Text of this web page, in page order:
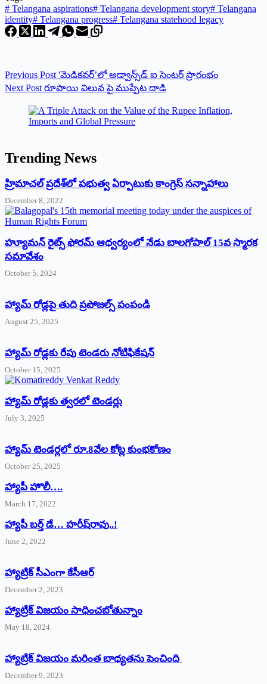
# Telangana aspirations# Telangana development story# Telangana
identity# Telangana progress# Telangana statehood legacy
Previous Post 'మెడికవర్’లో అడ్వాన్స్‌డ్ ఐ సెంటర్ ప్రారంభం
Next Post రూపాయి విలువ పై ముప్పేట దాడి
Trending News
‌హ్రిమాచల్‌ ‌ప్రదేశ్‌లో పభుత్వ ఏర్పాటుకు కాంగ్రెస్‌ ‌సన్నాహాలు
December 8, 2022
హ్యూమన్‌ రైట్స్‌ ఫోరమ్‌ ఆధ్వర్యంలో నేడు బాలగోపాల్‌ 15వ స్మారక
సమావేశం
October 5, 2024
హ్యామ్‌ రోడ్లపై తుది ప్రపోజల్స్‌ పంపండి
August 25, 2025
హ్యామ్‌ రోడ్లకు రేపు టెండరు నోటిఫికేషన్‌
October 15, 2025
హ్యామ్‌ రోడ్లకు త్వరలో టెండర్లు
July 3, 2025
హ్యామ్‌ ‌టెండర్లలో రూ.8వేల కోట్ల కుంభకోణం
October 25, 2025
హ్యాపీ హొలీ….
March 17, 2022
హ్యాపీ బర్త్ ‌డే… హరీష్‌రావు..!
June 2, 2022
హ్యాట్రిక్‌ ‌సీఎంగా కేసీఆర్‌
December 2, 2023
హ్యాట్రిక్‌ విజయం సాధించబోతున్నాం
May 18, 2024
హ్యాట్రిక్ విజయం మరింత బాధ్యతను పెంచింది
December 9, 2023